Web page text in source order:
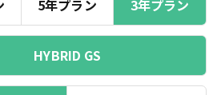
5年プラン 3年プラン
HYBRID GS